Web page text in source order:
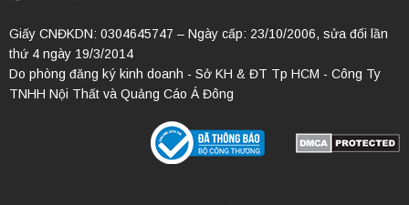
Giấy CNĐKDN: 0304645747 – Ngày cấp: 23/10/2006, sửa đổi lần
thứ 4 ngày 19/3/2014
Do phòng đăng ký kinh doanh - Sở KH & ĐT Tp HCM - Công Ty
TNHH Nội Thất và Quảng Cáo Á Đông